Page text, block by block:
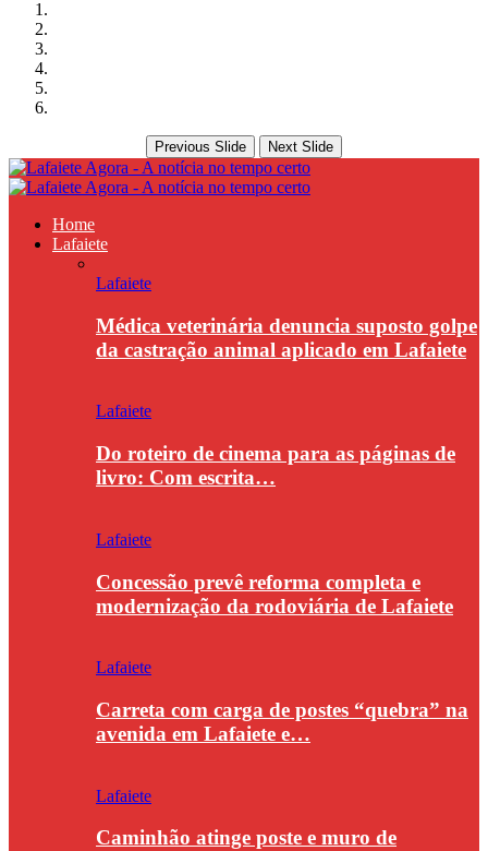
Previous Slide Next Slide
Home
Lafaiete
Lafaiete
Médica veterinária denuncia suposto golpe
da castração animal aplicado em Lafaiete
Lafaiete
Do roteiro de cinema para as páginas de
livro: Com escrita…
Lafaiete
Concessão prevê reforma completa e
modernização da rodoviária de Lafaiete
Lafaiete
Carreta com carga de postes “quebra” na
avenida em Lafaiete e…
Lafaiete
Caminhão atinge poste e muro de